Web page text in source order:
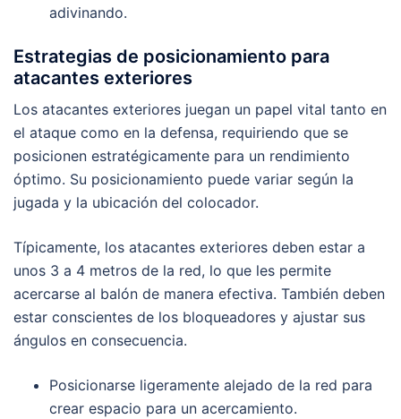
adivinando.
Estrategias de posicionamiento para
atacantes exteriores
Los atacantes exteriores juegan un papel vital tanto en
el ataque como en la defensa, requiriendo que se
posicionen estratégicamente para un rendimiento
óptimo. Su posicionamiento puede variar según la
jugada y la ubicación del colocador.
Típicamente, los atacantes exteriores deben estar a
unos 3 a 4 metros de la red, lo que les permite
acercarse al balón de manera efectiva. También deben
estar conscientes de los bloqueadores y ajustar sus
ángulos en consecuencia.
Posicionarse ligeramente alejado de la red para
crear espacio para un acercamiento.